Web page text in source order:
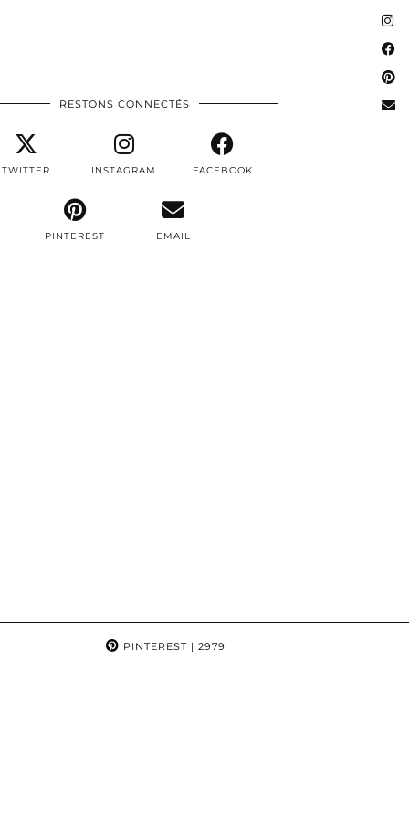
RESTONS CONNECTÉS
TWITTER INSTAGRAM FACEBOOK
PINTEREST EMAIL
PINTEREST| 2979